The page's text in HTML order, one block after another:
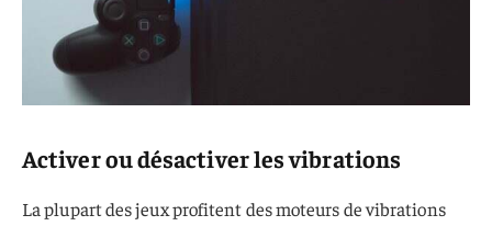
Activer ou désactiver les vibrations
La plupart des jeux profitent des moteurs de vibrations